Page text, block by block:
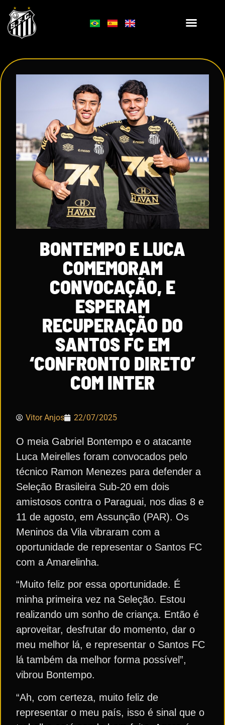
BONTEMPO E LUCA
COMEMORAM
CONVOCAÇÃO, E
ESPERAM
RECUPERAÇÃO DO
SANTOS FC EM
‘CONFRONTO DIRETO’
COM INTER
Vitor Anjos 22/07/2025
O meia Gabriel Bontempo e o atacante
Luca Meirelles foram convocados pelo
técnico Ramon Menezes para defender a
Seleção Brasileira Sub-20 em dois
amistosos contra o Paraguai, nos dias 8 e
11 de agosto, em Assunção (PAR). Os
Meninos da Vila vibraram com a
oportunidade de representar o Santos FC
com a Amarelinha.
“Muito feliz por essa oportunidade. É
minha primeira vez na Seleção. Estou
realizando um sonho de criança. Então é
aproveitar, desfrutar do momento, dar o
meu melhor lá, e representar o Santos FC
lá também da melhor forma possível”,
vibrou Bontempo.
“Ah, com certeza, muito feliz de
representar o meu país, isso é sinal que o